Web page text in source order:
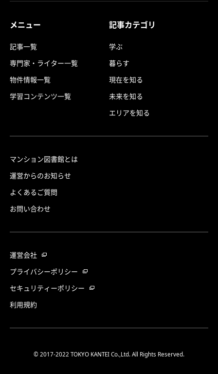
メニュー
記事一覧
専門家・ライター一覧
物件情報一覧
学習コンテンツ一覧
記事カテゴリ
学ぶ
暮らす
現在を知る
未来を知る
エリアを知る
マンション図書館とは
運営からのお知らせ
よくあるご質問
お問い合わせ
運営会社
プライバシーポリシー
セキュリティーポリシー
利用規約
© 2017-2022 TOKYO KANTEI Co.,Ltd. All Rights Reserved.